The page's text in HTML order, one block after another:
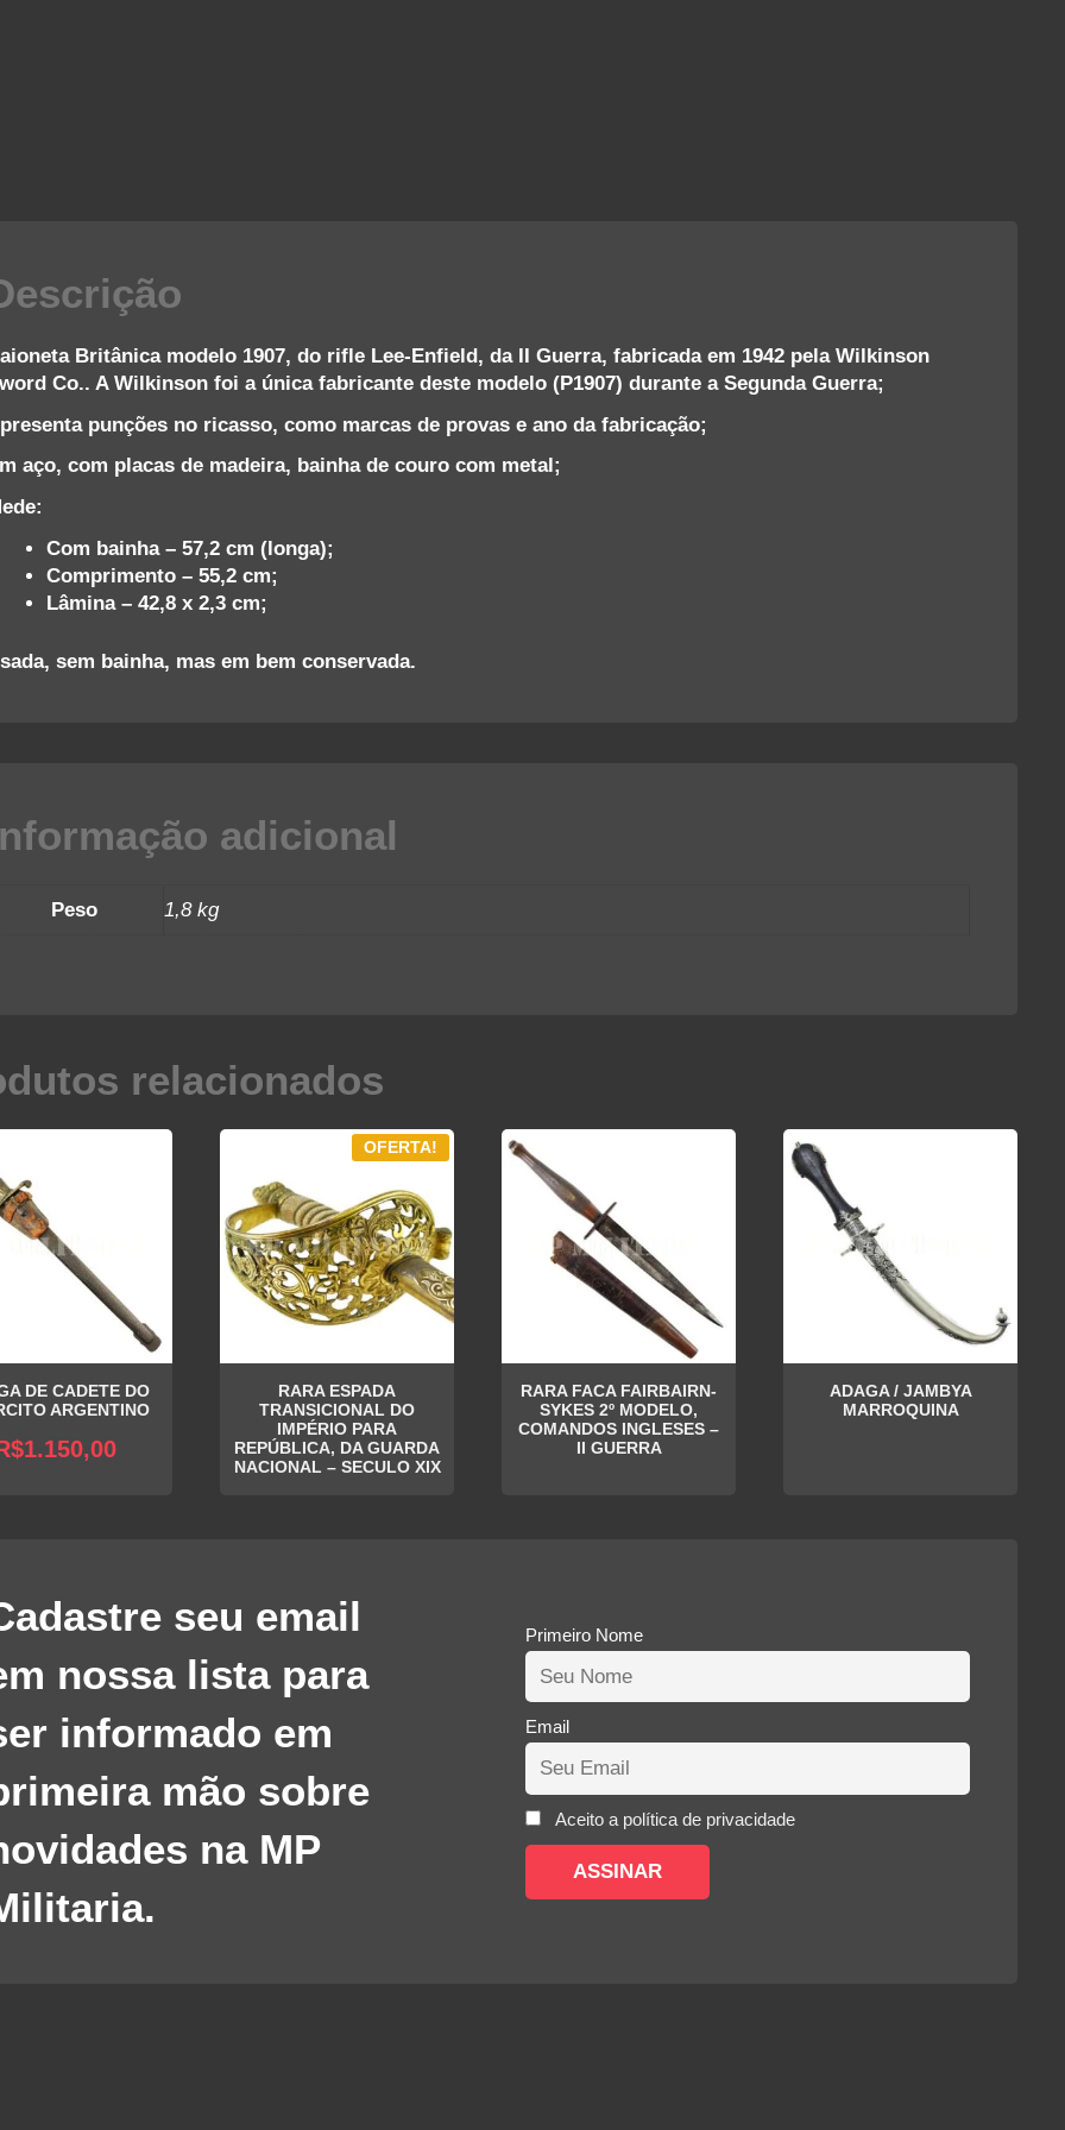
Britânica modelo 1907, do rifle Lee-Enfield, da II Guerra, fabricada em 1942 pela Wilkinson
Co.. A Wilkinson foi a única fabricante deste modelo (P1907) durante a Segunda Guerra;
punções no ricasso, como marcas de provas e ano da fabricação;
aço, com placas de madeira, bainha de couro com metal;
Com bainha – 57,2 cm (longa);
Comprimento – 55,2 cm;
Lâmina – 42,8 x 2,3 cm;
sem bainha, mas em bem conservada.
adicional
Peso 1,8 kg
relacionados
DE CADETE DO
ARGENTINO
1.150,00
OFERTA!
RARA ESPADA
TRANSICIONAL DO
IMPÉRIO PARA
REPÚBLICA, DA GUARDA
NACIONAL – SECULO XIX
RARA FACA FAIRBAIRN-
SYKES 2º MODELO,
COMANDOS INGLESES –
II GUERRA
ADAGA / JAMBYA
MARROQUINA
seu email
nossa lista para
informado em
mão sobre
na MP
Primeiro Nome
Email
Aceito a política de privacidade